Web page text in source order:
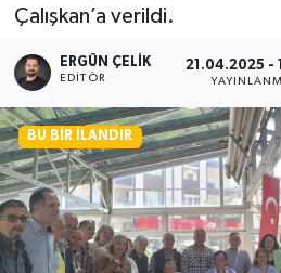
Çalışkan’a verildi.
ERGÜN ÇELIK
EDITÖR
21.04.2025 -
BU BIR İLANDIR
Son Dakika Haberleri
Haber Arşivi